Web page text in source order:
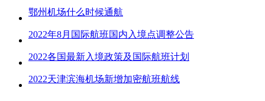
鄂州机场什么时候通航
2022年8月国际航班国内入境点调整公告
2022各国最新入境政策及国际航班计划
2022天津滨海机场新增加密航班航线